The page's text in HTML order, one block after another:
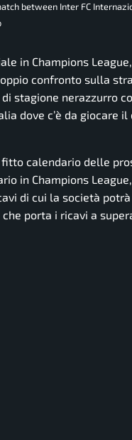
between Inter FC
in Champions
confronto sulla
stagione nerazzurro
dove c’è da giocare il
calendario delle
in Champions
di cui la società
porta i ricavi a